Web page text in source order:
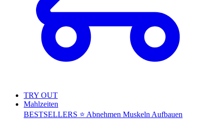
TRY OUT
Mahlzeiten
BESTSELLERS ⭐ Abnehmen Muskeln Aufbauen